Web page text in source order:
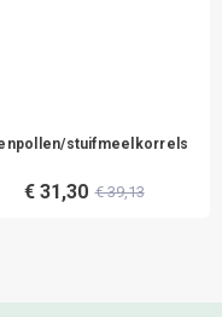
stuifmeelkorrels
€ 31,30 € 39,13